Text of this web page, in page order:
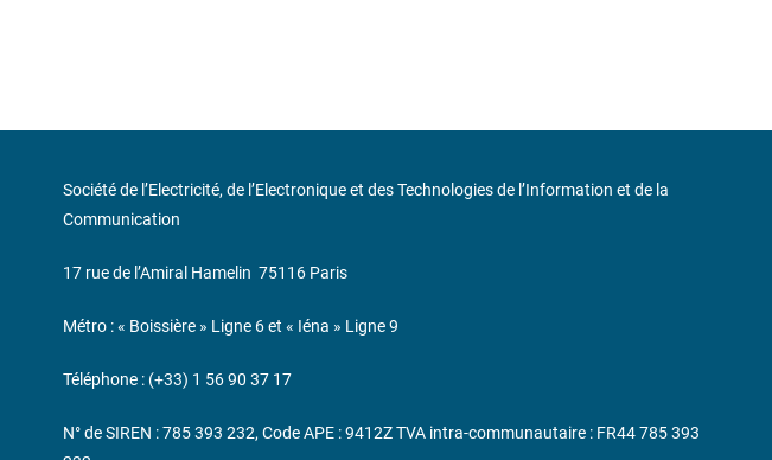
Société de l’Electricité, de l’Electronique et des Technologies de l’Information et de la
Communication
17 rue de l’Amiral Hamelin 75116 Paris
Métro : « Boissière » Ligne 6 et « Iéna » Ligne 9
Téléphone : (+33) 1 56 90 37 17
N° de SIREN : 785 393 232, Code APE : 9412Z TVA intra-communautaire : FR44 785 393